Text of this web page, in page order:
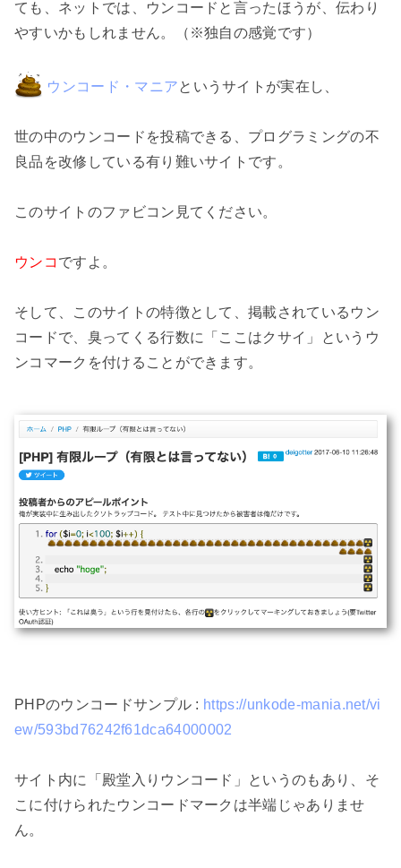
ても、ネットでは、ウンコードと言ったほうが、伝わり
やすいかもしれません。（※独自の感覚です）
ウンコード・マニアというサイトが実在し、
世の中のウンコードを投稿できる、プログラミングの不
良品を改修している有り難いサイトです。
このサイトのファビコン見てください。
ウンコ ですよ。
そして、このサイトの特徴として、掲載されているウン
コードで、臭ってくる行数に「ここはクサイ」というウ
ンコマークを付けることができます。
PHPのウンコードサンプル : https://unkode-mania.net/vi
ew/593bd76242f61dca64000002
サイト内に「殿堂入りウンコード」というのもあり、そ
こに付けられたウンコードマークは半端じゃありませ
ん。